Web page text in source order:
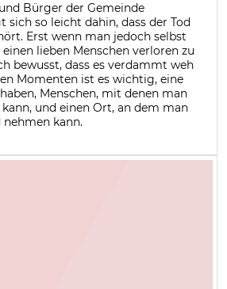
Bürger der Gemeinde
sich so leicht dahin, dass der Tod
Erst wenn man jedoch selbst
lieben Menschen verloren zu
bewusst, dass es verdammt weh
Momenten ist es wichtig, eine
Menschen, mit denen man
und einen Ort, an dem man
kann.